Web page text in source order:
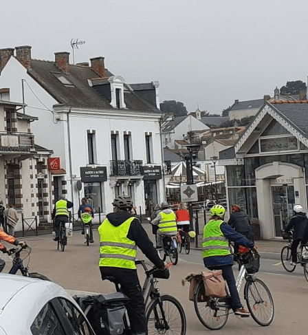
Exporter uniquement les colonnes affichées
Menu
<
>
NOS ACTIVITES
Evénements
Ajoutez un logo, un bouton, des réseaux sociaux
Cliquez pour éditer
Accueil
Qui Sommes-nous ?▴▾
Nos Activités▴▾
NOS ACTIVITES